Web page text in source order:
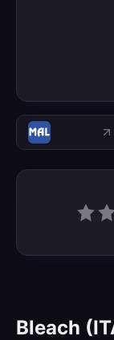
Bleach